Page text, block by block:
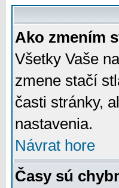
Ako zmením
Všetky Vaše
zmene stačí
časti stránky,
nastavenia.
Návrat hore
Časy sú